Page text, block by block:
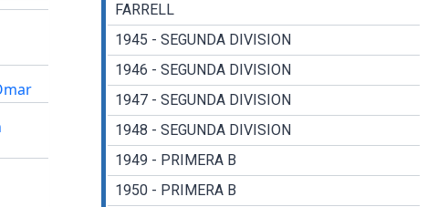
FARRELL
1945 - SEGUNDA DIVISION
1946 - SEGUNDA DIVISION
1947 - SEGUNDA DIVISION
1948 - SEGUNDA DIVISION
1949 - PRIMERA B
1950 - PRIMERA B